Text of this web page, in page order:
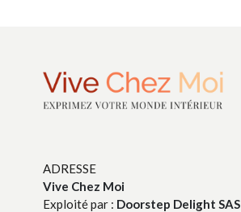
ADRESSE
Vive Chez Moi
Exploité par : Doorstep Delight SAS